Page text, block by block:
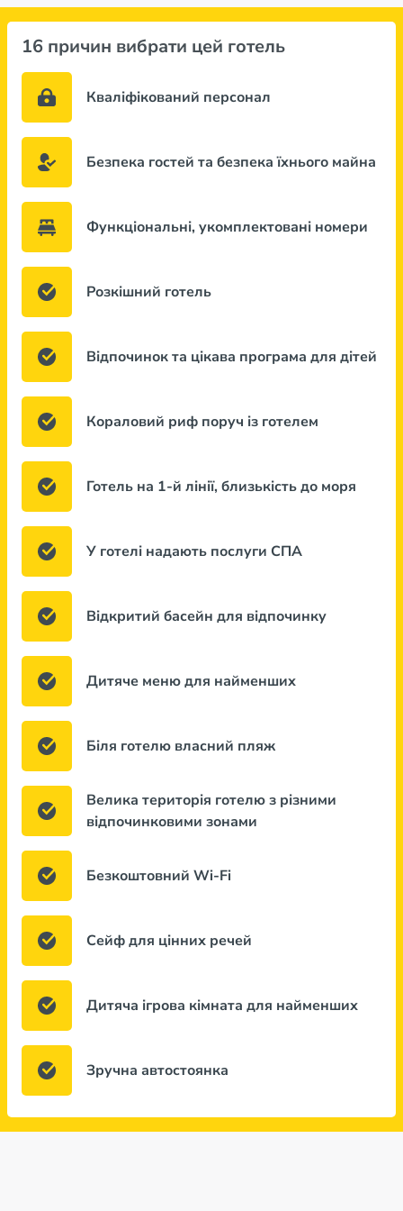
16 причин вибрати цей готель
Кваліфікований персонал
Безпека гостей та безпека їхнього майна
Функціональні, укомплектовані номери
Розкішний готель
Відпочинок та цікава програма для дітей
Кораловий риф поруч із готелем
Готель на 1-й лінії, близькість до моря
У готелі надають послуги СПА
Відкритий басейн для відпочинку
Дитяче меню для найменших
Біля готелю власний пляж
Велика територія готелю з різними
відпочинковими зонами
Безкоштовний Wi-Fi
Сейф для цінних речей
Дитяча ігрова кімната для найменших
Зручна автостоянка